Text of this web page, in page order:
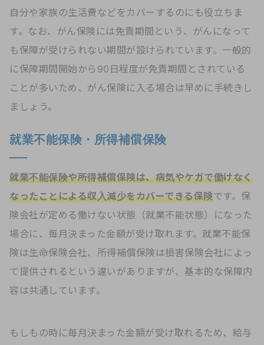
自分や家族の生活費などをカバーするのにも役立ちま
す。なお、がん保険には免責期間という、がんになって
も保障が受けられない期間が設けられています。一般的
に保障期間開始から90日程度が免責期間とされている
ことが多いため、がん保険に入る場合は早めに手続きし
ましょう。
就業不能保険・所得補償保険
就業不能保険や所得補償保険は、病気やケガで働けなく
なったことによる収入減少をカバーできる保険です。保
険会社が定める働けない状態（就業不能状態）になった
場合に、毎月決まった金額が受け取れます。就業不能保
険は生命保険会社、所得補償保険は損害保険会社によっ
て提供されるという違いがありますが、基本的な保障内
容は共通しています。
もしもの時に毎月決まった金額が受け取れるため、給与